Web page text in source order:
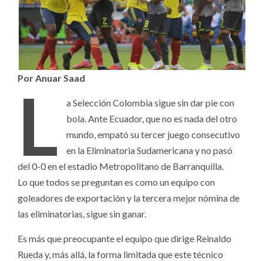
Por Anuar Saad
L
a Selección Colombia sigue sin dar pie con
bola. Ante Ecuador, que no es nada del otro
mundo, empató su tercer juego consecutivo
en la Eliminatoria Sudamericana y no pasó
del 0-0 en el estadio Metropolitano de Barranquilla.
Lo que todos se preguntan es como un equipo con
goleadores de exportación y la tercera mejor nómina de
las eliminatorias, sigue sin ganar.
Es más que preocupante el equipo que dirige Reinaldo
Rueda y, más allá, la forma limitada que este técnico